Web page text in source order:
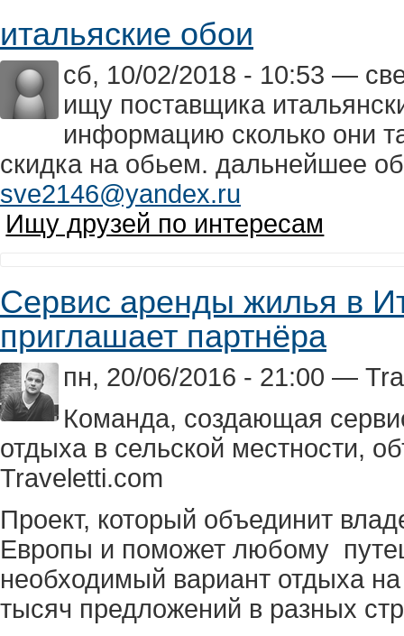
итальяские обои
сб, 10/02/2018 - 10:53 —
ищу поставщика
информацию сколько они
скидка на обьем. дальнейшее
sve2146@yandex.ru
Ищу друзей по интересам
Сервис аренды жилья в
приглашает партнёра
пн, 20/06/2016 - 21:00 —
Команда, создающая
отдыха в сельской местности,
Traveletti.com
Проект, который объединит
Европы и поможет любому
необходимый вариант отдыха
тысяч предложений в разных